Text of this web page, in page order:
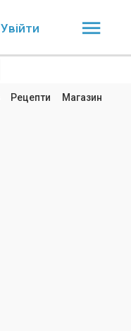
Увійти
Рецепти Магазин